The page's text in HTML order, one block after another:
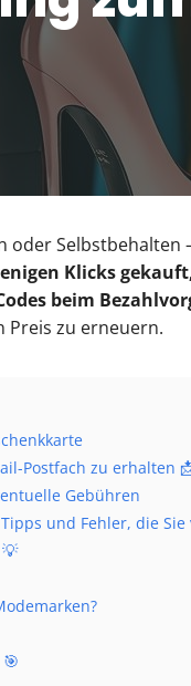
oder Selbstbehalten
Klicks
beim
Preis zu erneuern.
Postfach zu erhalten
Gebühren
und Fehler, die